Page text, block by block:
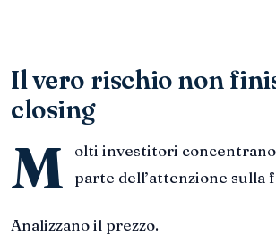
Il vero rischio non
closing
M
olti investitori
parte dell’attenzione sulla
Analizzano il prezzo.